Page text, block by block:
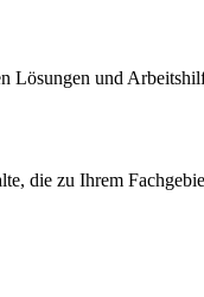
Lösungen und
die zu Ihrem